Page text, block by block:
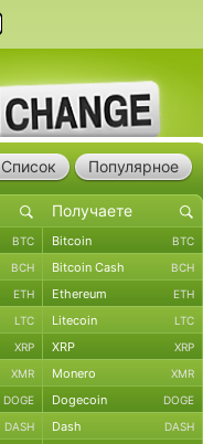
Список Популярное
BTC Bitcoin BTC
BCH Bitcoin Cash BCH
ETH Ethereum ETH
LTC Litecoin LTC
XRP XRP XRP
XMR Monero XMR
DOGE Dogecoin DOGE
DASH Dash DASH